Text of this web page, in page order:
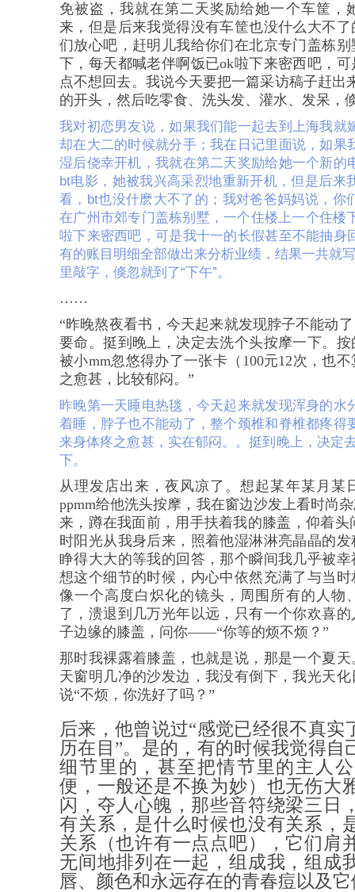
免被盗，我就在第二天奖励给她一个车筐，
来，但是后来我觉得没有车筐也没什么大不
们放心吧，赶明儿我给你们在北京专门盖栋
下，每天都喊老伴啊饭已ok啦下来密西吧，
点不想回去。我说今天要把一篇采访稿子赶出
的开头，然后吃零食、洗头发、灌水、发呆，
我对初恋男友说，如果我们能一起去到上海我就
却在大二的时候就分手；我在日记里面说，如果
湿后侥幸开机，我就在第二天奖励给她一个新的
bt电影，她被我兴高采烈地重新开机，但是后来
看， bt也没什麽大不了的；我对爸爸妈妈说，你
在广州市郊专门盖栋别墅，一个住楼上一个住楼
啦下来密西吧，可是我十一的长假甚至不能抽身
有的账目明细全部做出来分析业绩，结果一共就
里敲字，倏忽就到了“下午”。
……
“昨晚熬夜看书，今天起来就发现脖子不能动
要命。挺到晚上，决定去洗个头按摩一下。
被小mm忽悠得办了一张卡（ 100元12次，也
之愈甚，比较郁闷。”
昨晚第一天睡电热毯，今天起来就发现浑身的水
着睡，脖子也不能动了，整个颈椎和脊椎都疼得
来身体疼之愈甚，实在郁闷。。挺到晚上，决定
下。
从理发店出来，夜风凉了。想起某年某月某
ppmm给他洗头按摩，我在窗边沙发上看时尚
来，蹲在我面前，用手扶着我的膝盖，仰着头
时阳光从我身后来，照着他湿淋淋亮晶晶的
睁得大大的等我的回答，那个瞬间我几乎被
想这个细节的时候，内心中依然充满了与当
像一个高度白炽化的镜头，周围所有的人物
了，溃退到几万光年以远，只有一个你欢喜
子边缘的膝盖，问你——“你等的烦不烦？”
那时我裸露着膝盖，也就是说，那是一个夏
天窗明几净的沙发边，我没有倒下，我光天
说“不烦，你洗好了吗？”
后来，他曾说过“感觉已经很不真实
历在目”。是的，有的时候我觉得自
细节里的，甚至把情节里的主人
便，一般还是不换为妙）也无伤大
闪，夺人心魄，那些音符绕梁三日
有关系，是什么时候也没有关系，
关系（也许有一点点吧），它们肩
无间地排列在一起，组成我，组成
唇、颜色和永远存在的青春痘以及